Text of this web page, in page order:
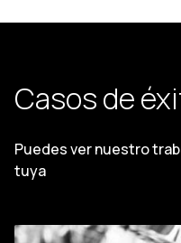
Casos de
Puedes ver nuestro
tuya